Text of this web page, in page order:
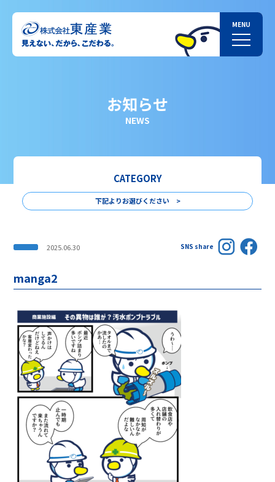
お知らせ
NEWS
CATEGORY
下記よりお選びください >
2025.06.30 SNS share
manga2